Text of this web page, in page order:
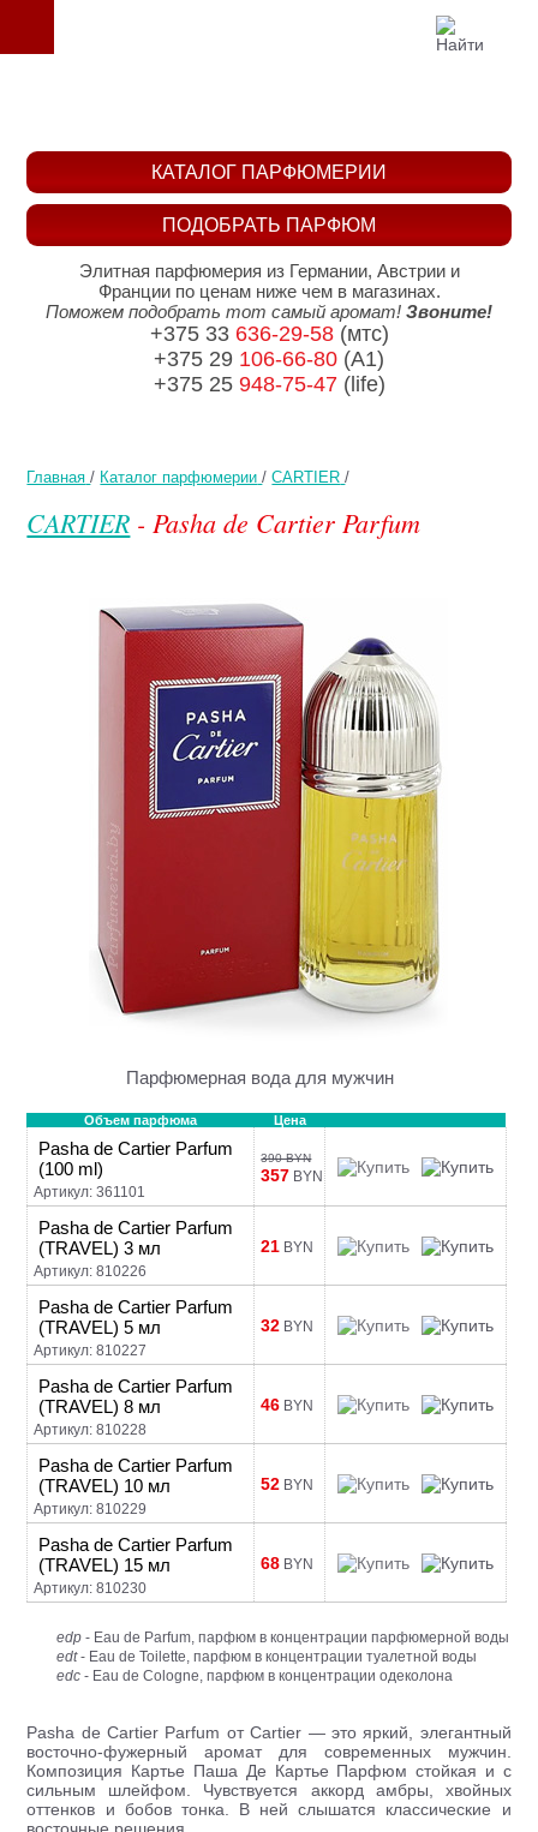
Главная / Каталог парфюмерии /CARTIER /
CARTIER - Pasha de Cartier Parfum
Парфюмерная вода для мужчин
Объем парфюма Цена
Pasha de Cartier Parfum
(100 ml)
Артикул: 361101
390 BYN
357 BYN
Pasha de Cartier Parfum
(TRAVEL) 3 мл
Артикул: 810226
21 BYN
Pasha de Cartier Parfum
(TRAVEL) 5 мл
Артикул: 810227
32 BYN
Pasha de Cartier Parfum
(TRAVEL) 8 мл
Артикул: 810228
46 BYN
Pasha de Cartier Parfum
(TRAVEL) 10 мл
Артикул: 810229
52 BYN
Pasha de Cartier Parfum
(TRAVEL) 15 мл
Артикул: 810230
68 BYN
edp - Eau de Parfum, парфюм в концентрации парфюмерной воды
edt- Eau de Toilette, парфюм в концентрации туалетной воды
edc - Eau de Cologne, парфюм в концентрации одеколона
Pasha de Cartier Parfum от Cartier — это яркий, элегантный
восточно-фужерный аромат для современных мужчин.
Композиция Картье Паша Де Картье Парфюм стойкая и с
сильным шлейфом. Чувствуется аккорд амбры, хвойных
оттенков и бобов тонка. В ней слышатся классические и
ПОДОБРАТЬ ПАРФЮМ
КАТАЛОГ ПАРФЮМЕРИИ
Элитная парфюмерия из Германии, Австрии и
Франции по ценам ниже чем в магазинах.
Поможем подобрать тот самый аромат! Звоните!
+375 33 636-29-58(мтс)
+375 29 106-66-80 (A1)
+375 25 948-75-47(life)